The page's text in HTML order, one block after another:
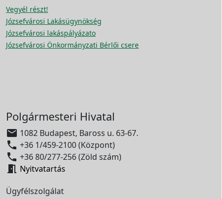
Vegyél részt!
Józsefvárosi Lakásügynökség
Józsefvárosi lakáspályázato
Józsefvárosi Önkormányzati Bérlői csere
Polgármesteri Hivatal
 1082 Budapest, Baross u. 63-67.
 +36 1/459-2100 (Központ)
 +36 80/277-256 (Zöld szám)
 Nyitvatartás
Ügyfélszolgálat